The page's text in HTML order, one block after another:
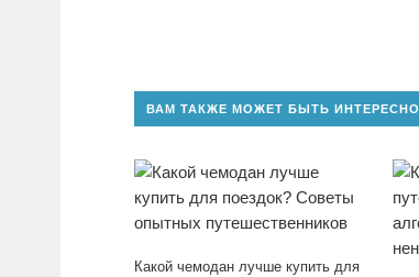
ВАМ ТАКЖЕ МОЖЕТ БЫТЬ ИНТЕРЕСНО
Какой чемодан лучше купить для